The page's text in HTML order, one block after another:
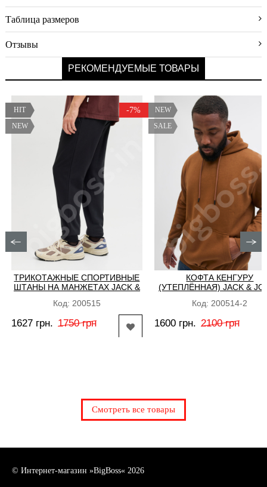
Возврат
Новинки
Скидки
продаж
Таблица размеров
Отзывы
РЕКОМЕНДУЕМЫЕ ТОВАРЫ
-7%
HIT
NEW
ТРИКОТАЖНЫЕ СПОРТИВНЫЕ
ШТАНЫ НА МАНЖЕТАХ JACK &
Код: 200515
1627 грн. 1750 грн
40 42 44 46 48 50
NEW
SALE
КОФТА КЕНГУРУ
(УТЕПЛЁННАЯ) JACK &
Код: 200514-2
1600 грн. 2100 грн
Смотреть все товары
© Интернет-магазин »BigBoss« 2026